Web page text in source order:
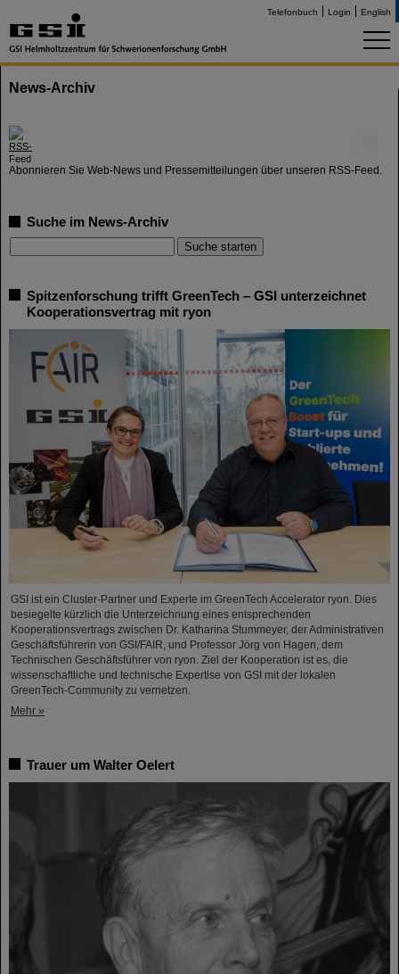
Telefonbuch Login English
News-Archiv
Abonnieren Sie Web-News und Pressemitteilungen über unseren RSS-Feed.
Suche im News-Archiv
Spitzenforschung trifft GreenTech – GSI unterzeichnet
Kooperationsvertrag mit ryon
GSI ist ein Cluster-Partner und Experte im GreenTech Accelerator ryon. Dies
besiegelte kürzlich die Unterzeichnung eines entsprechenden
Kooperationsvertrags zwischen Dr. Katharina Stummeyer, der Administrativen
Geschäftsführerin von GSI/FAIR, und Professor Jörg von Hagen, dem
Technischen Geschäftsführer von ryon. Ziel der Kooperation ist es, die
wissenschaftliche und technische Expertise von GSI mit der lokalen
GreenTech-Community zu vernetzen.
Mehr »
Trauer um Walter Oelert